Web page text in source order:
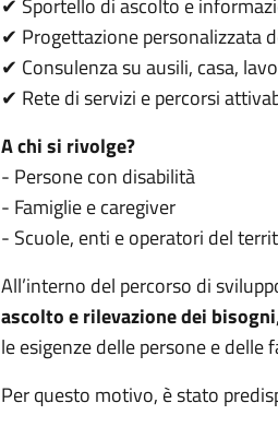
✔ Sportello di ascolto e
✔ Progettazione personalizzata
✔ Consulenza su ausili, casa,
✔ Rete di servizi e percorsi
A chi si rivolge?
- Persone con disabilità
- Famiglie e caregiver
- Scuole, enti e operatori del
All’interno del percorso di
ascolto e rilevazione dei bisogni
le esigenze delle persone e delle
Per questo motivo, è stato